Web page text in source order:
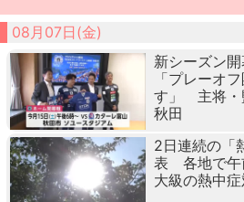
08月07日(金)
新シーズン
「プレーオ
す」 主将・
秋田
2日連続の「
表 各地で午
大級の熱中